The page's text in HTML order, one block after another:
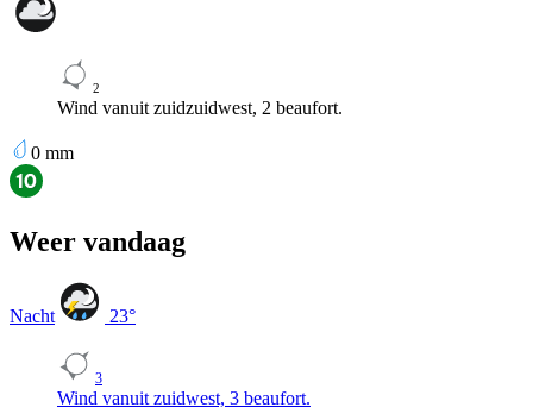
2
Wind vanuit zuidzuidwest, 2 beaufort.
0 mm
Weer vandaag
Nacht 23°
3
Wind vanuit zuidwest, 3 beaufort.